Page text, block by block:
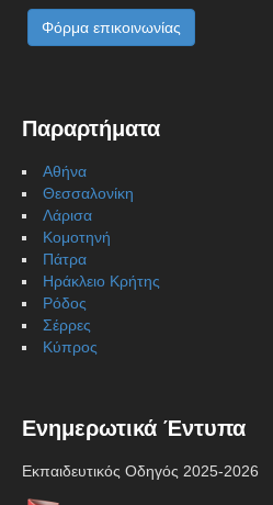
Φόρμα επικοινωνίας
Παραρτήματα
Αθήνα
Θεσσαλονίκη
Λάρισα
Κομοτηνή
Πάτρα
Ηράκλειο Κρήτης
Ρόδος
Σέρρες
Κύπρος
Ενημερωτικά Έντυπα
Εκπαιδευτικός Οδηγός 2025-2026